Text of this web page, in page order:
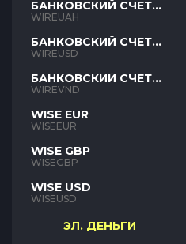
БАНКОВСКИЙ СЧЕТ
UAH
WIREUAH
БАНКОВСКИЙ СЧЕТ
USD
WIREUSD
БАНКОВСКИЙ СЧЕТ
VND
WIREVND
WISE EUR
WISEEUR
WISE GBP
WISEGBP
WISE USD
WISEUSD
ЭЛ. ДЕНЬГИ